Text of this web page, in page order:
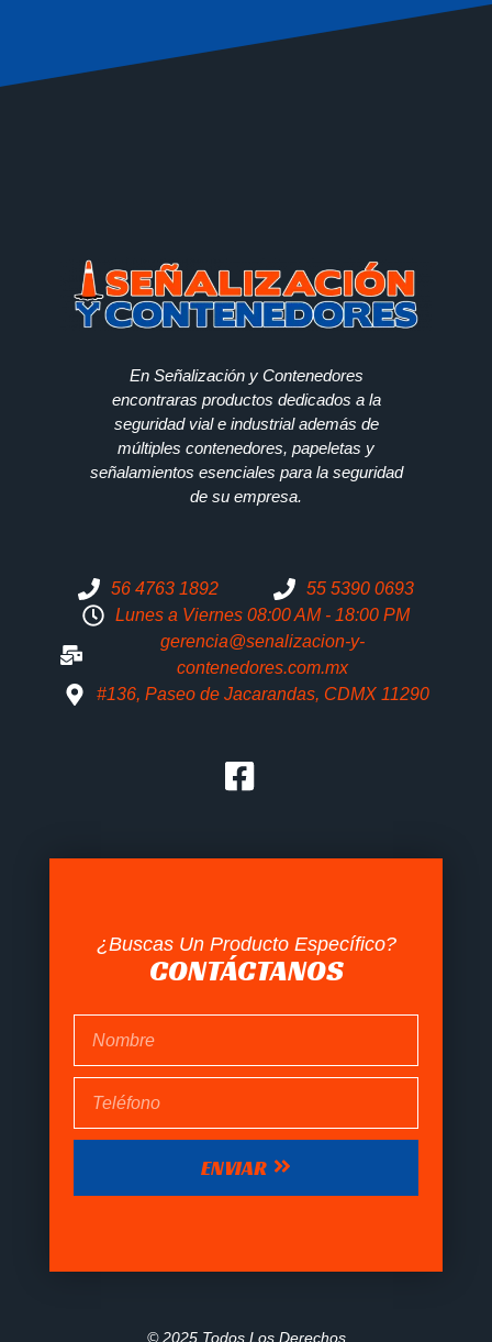
En Señalización y Contenedores
encontraras productos dedicados a la
seguridad vial e industrial además de
múltiples contenedores, papeletas y
señalamientos esenciales para la seguridad
de su empresa.
56 4763 1892
55 5390 0693
Lunes a Viernes 08:00 AM - 18:00 PM
gerencia@senalizacion-y-
contenedores.com.mx
#136, Paseo de Jacarandas, CDMX 11290
¿Buscas Un Producto Específico?
CONTÁCTANOS
ENVIAR
© 2025 Todos Los Derechos